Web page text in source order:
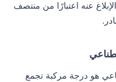
عنه اعتبارًا من منتصف
هو درجة مركبة تجمع